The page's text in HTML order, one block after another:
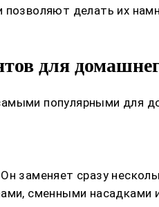
делать их
для
популярными для
заменяет сразу
сменными насадками